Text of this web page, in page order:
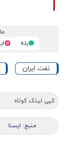
بله
نفت ایران
کپی لینک کوتاه
منبع: ايسنا